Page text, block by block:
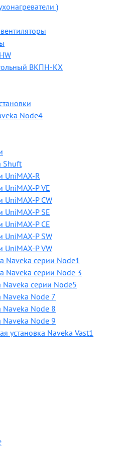
)
ВКПН-КХ
Node4
Shuft
UniMAX-R
P VE
P CW
P SE
P CE
UniMAX-P SW
UniMAX-P VW
Naveka серии Node1
Naveka серии Node 3
серии Node5
Naveka Node 7
Naveka Node 8
Naveka Node 9
установка Naveka Vast1